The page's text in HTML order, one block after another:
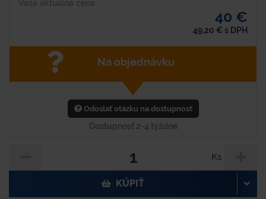
Vaša aktuálna cena
40 €
49,20 € s DPH
Na objednávku
Odoslať otázku na dostupnosť
Dostupnosť 2-4 týždne
Ks
KÚPIŤ